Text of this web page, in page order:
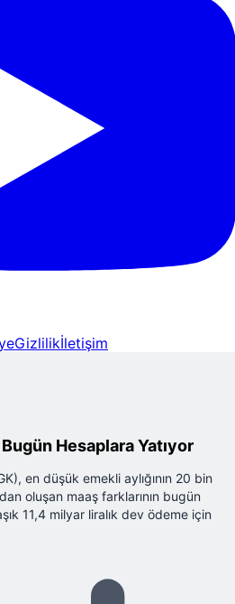
Gizlilikİletişim
Hesaplara Yatıyor
en düşük emekli aylığının 20 bin
oluşan maaş farklarının bugün
11,4 milyar liralık dev ödeme için